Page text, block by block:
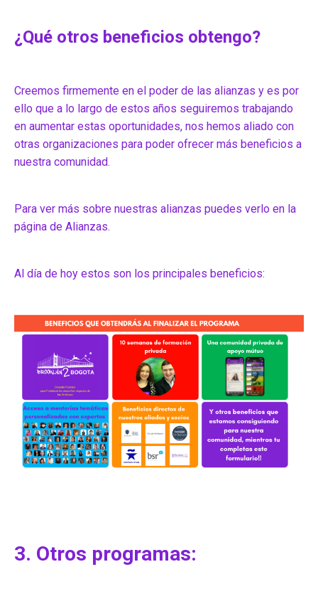
¿Qué otros beneficios obtengo?
Creemos firmemente en el poder de las alianzas y es por
ello que a lo largo de estos años seguiremos trabajando
en aumentar estas oportunidades, nos hemos aliado con
otras organizaciones para poder ofrecer más beneficios a
nuestra comunidad.
Para ver más sobre nuestras alianzas puedes verlo en la
página de Alianzas.
Al día de hoy estos son los principales beneficios:
3. Otros programas: